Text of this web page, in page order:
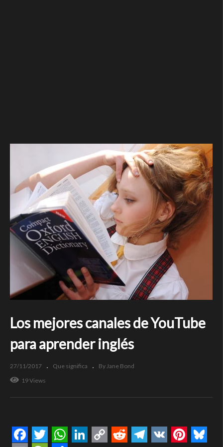
Los mejores canales de YouTube
para aprender inglés
27/11/2017 Que significa
By Jane Bond
19 Views